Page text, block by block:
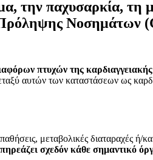
την παχυσαρκία, τη
Πρόληψης Νοσημάτων
πτυχών της
αυτών των καταστάσεων ως
παθήσεις, μεταβολικές διαταραχές ή/
σχεδόν κάθε σημαντικό